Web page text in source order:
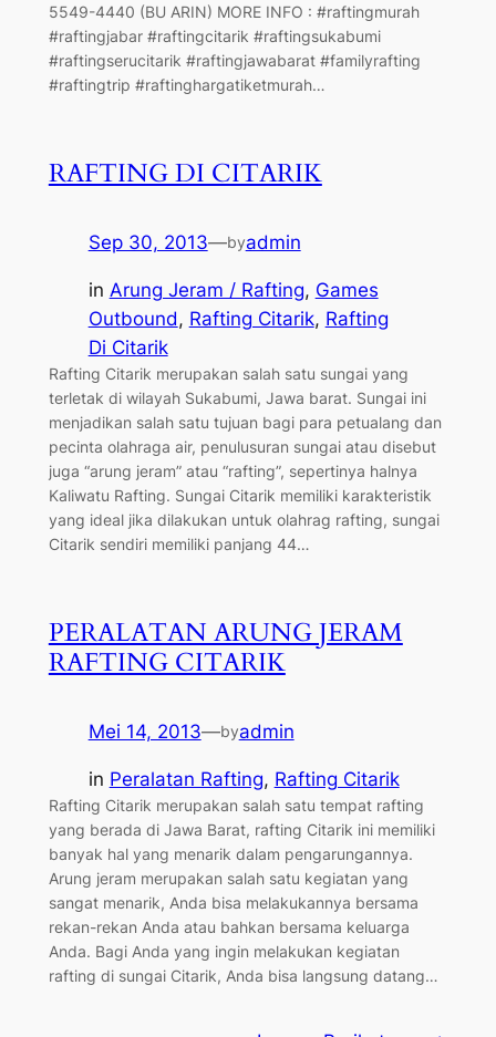
5549-4440 (BU ARIN) MORE INFO : #raftingmurah
#raftingjabar #raftingcitarik #raftingsukabumi
#raftingserucitarik #raftingjawabarat #familyrafting
#raftingtrip #raftinghargatiketmurah…
RAFTING DI CITARIK
Sep 30, 2013—byadmin
in Arung Jeram / Rafting, Games
Outbound, Rafting Citarik, Rafting
Di Citarik
Rafting Citarik merupakan salah satu sungai yang
terletak di wilayah Sukabumi, Jawa barat. Sungai ini
menjadikan salah satu tujuan bagi para petualang dan
pecinta olahraga air, penulusuran sungai atau disebut
juga “arung jeram” atau “rafting”, sepertinya halnya
Kaliwatu Rafting. Sungai Citarik memiliki karakteristik
yang ideal jika dilakukan untuk olahrag rafting, sungai
Citarik sendiri memiliki panjang 44…
PERALATAN ARUNG JERAM
RAFTING CITARIK
Mei 14, 2013—byadmin
in Peralatan Rafting, Rafting Citarik
Rafting Citarik merupakan salah satu tempat rafting
yang berada di Jawa Barat, rafting Citarik ini memiliki
banyak hal yang menarik dalam pengarungannya.
Arung jeram merupakan salah satu kegiatan yang
sangat menarik, Anda bisa melakukannya bersama
rekan-rekan Anda atau bahkan bersama keluarga
Anda. Bagi Anda yang ingin melakukan kegiatan
rafting di sungai Citarik, Anda bisa langsung datang…